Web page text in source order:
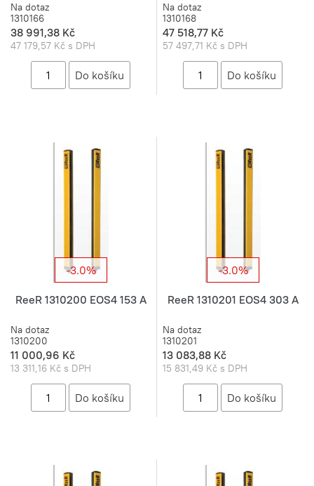
Na dotaz
1310166
38 991,38 Kč
47 179,57 Kč s DPH
Na dotaz
1310168
47 518,77 Kč
57 497,71 Kč s DPH
-3.0%
ReeR 1310200 EOS4 153 A
Na dotaz
1310200
11 000,96 Kč
13 311,16 Kč s DPH
-3.0%
ReeR 1310201 EOS4 303 A
Na dotaz
1310201
13 083,88 Kč
15 831,49 Kč s DPH